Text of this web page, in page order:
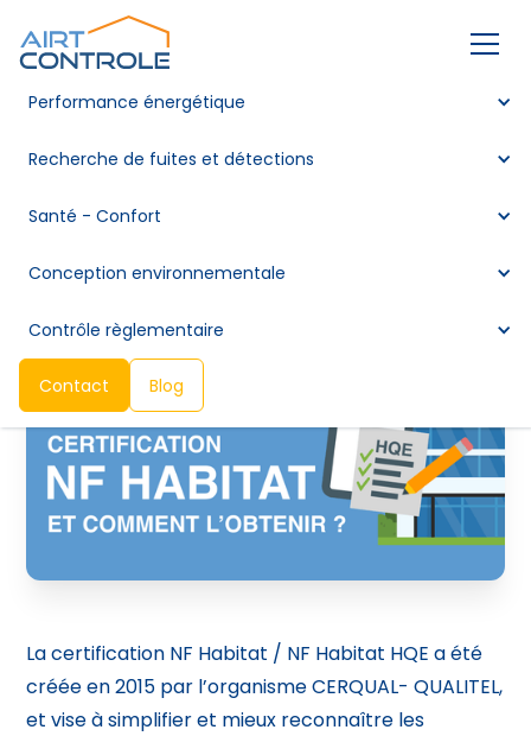
Performance énergétique
Recherche de fuites et détections
Santé - Confort
Conception environnementale
Contrôle règlementaire
Contact Blog
Comment obtenir la
norme HQE, et qu’est ce
La certification NF Habitat / NF Habitat HQE a été
créée en 2015 par l’organisme CERQUAL- QUALITEL,
et vise à simplifier et mieux reconnaître les